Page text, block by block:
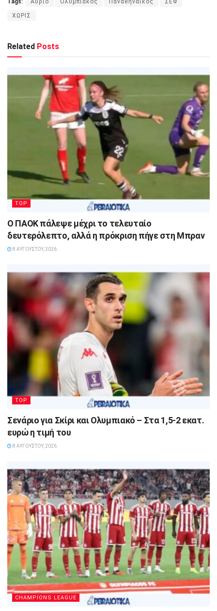
ΧΩΡΙΣ
Related Posts
TOP
Ο ΠΑΟΚ πάλεψε μέχρι το τελευταίο
δευτερόλεπτο, αλλά η πρόκριση πήγε στη Μπραν
8 ΑΥΓΟΎΣΤΟΥ, 2026
TOP
Σενάριο για Σκίρι και Ολυμπιακό – Στα 1,5-2 εκατ.
ευρώ η τιμή του
8 ΑΥΓΟΎΣΤΟΥ, 2026
CHAMPIONS LEAGUE